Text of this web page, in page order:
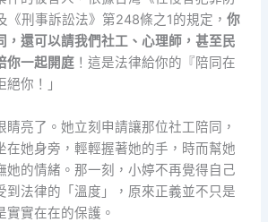
《刑事訴訟法》第248條之1的規定，你
，還可以請我們社工、心理師，甚至民
你一起開庭 ！這是法律給你的『陪同在
你！」
睛亮了。她立刻申請讓那位社工陪同，
在她身旁，輕輕握著她的手，時而幫她
她的情緒。那一刻，小婷不再覺得自己
到法律的「溫度」，原來正義並不只是
實實在在的保護。